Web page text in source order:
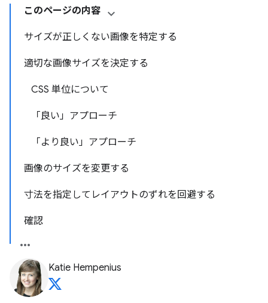
このページの内容
サイズが正しくない画像を特定する
適切な画像サイズを決定する
CSS 単位について
「良い」アプローチ
「より良い」アプローチ
画像のサイズを変更する
寸法を指定してレイアウトのずれを回避する
確認
Katie Hempenius